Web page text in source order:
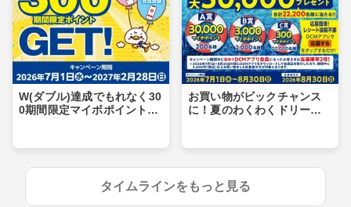
W(ダブル)達成でもれなく30
0期間限定マイボポイントG
お買い物がビックチャンス
に！夏のわくわくドリーム
タイムラインをもっと見る